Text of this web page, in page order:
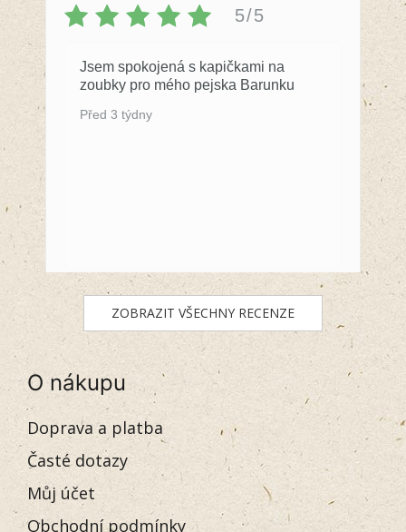
5/5
Jsem spokojená s kapičkami na
zoubky pro mého pejska Barunku
Před 3 týdny
ZOBRAZIT VŠECHNY RECENZE
O nákupu
Doprava a platba
Časté dotazy
Můj účet
Obchodní podmínky